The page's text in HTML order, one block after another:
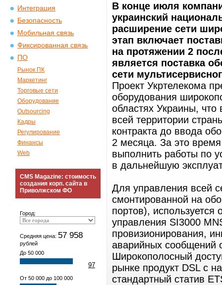
Интеграция
Безопасность
Мобильная связь
Фиксированная связь
ПО
Рынок ПК
Маркетинг
Торговые сети
Оборудование
Outsourcing
Кадры
Регулирование
Финансы
Web
CMS Magazine: стоимость
создания корп. сайта в
Приволжском ФО
Город:
Средняя цена: 57 958
рублей
До 50 000
97
От 50 000 до 100 000
В конце июля
украинский
расширение сети
этап включает
на протяжении 2
является поставка
сети
Проект Укртелекома
оборудования
областях Украины, что
всей территории
контракта до ввода
2 месяца. За это время
выполнить работы по
в дальнейшую
Для управления всей
смонтированной на
портов), используется
управления SI3000
провизионирования,
аварийных сообщений
Широкополосный
рынке продукт DSL с
стандартный статив